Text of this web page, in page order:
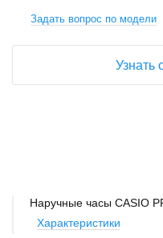
Наручные часы CASIO
Характеристики
Задать вопрос по модели
Узнать